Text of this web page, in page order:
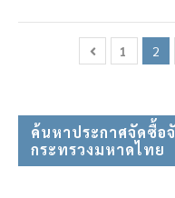
1 2
ค้นหาประกาศจัดซื้อ
กระทรวงมหาดไทย